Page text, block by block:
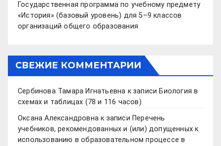
Государственная программа по учебному предмету
«История» (базовый уровень) для 5–9 классов
организаций общего образования
СВЕЖИЕ КОММЕНТАРИИ
Сербинова Тамара Игнатьевна к записи Биология в
схемах и таблицах (78 и 116 часов)
Оксана Александровна к записи Перечень
учебников, рекомендованных и (или) допущенных к
использованию в образовательном процессе в